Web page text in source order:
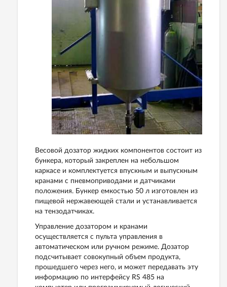
Весовой дозатор жидких компонентов состоит из
бункера, который закреплен на небольшом
каркасе и комплектуется впускным и выпускным
кранами с пневмоприводами и датчиками
положения. Бункер емкостью 50 л изготовлен из
пищевой нержавеющей стали и устанавливается
на тензодатчиках.
Управление дозатором и кранами
осуществляется с пульта управления в
автоматическом или ручном режиме. Дозатор
подсчитывает совокупный объем продукта,
прошедшего через него, и может передавать эту
информацию по интерфейсу RS 485 на